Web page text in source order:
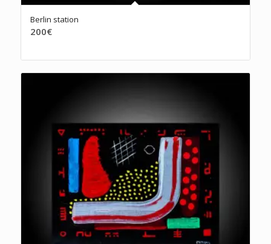
Berlin station
200€